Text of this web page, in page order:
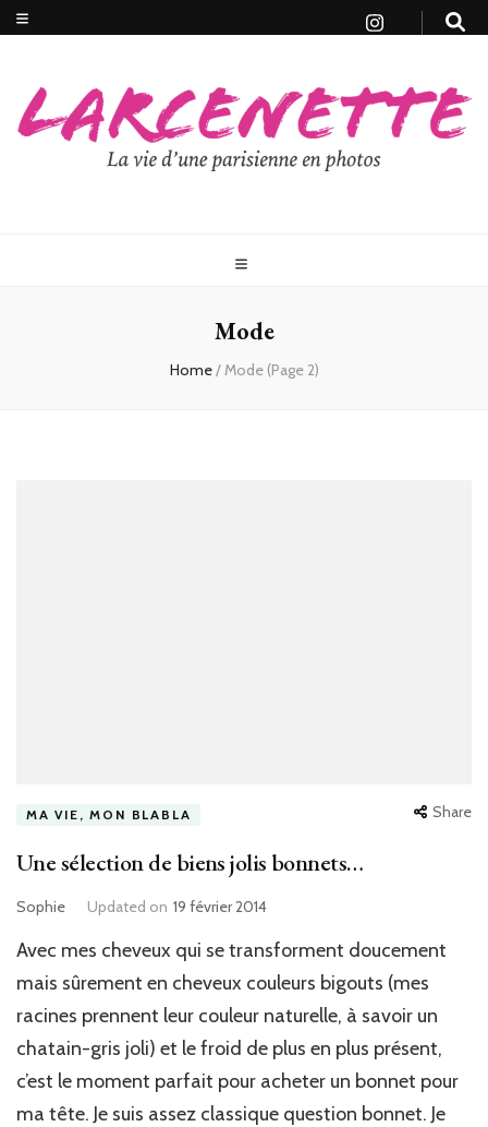
Mode
Home/Mode(Page 2)
MA VIE, MON BLABLA Share
Une sélection de biens jolis bonnets…
Sophie Updated on 19 février 2014
Avec mes cheveux qui se transforment doucement
mais sûrement en cheveux couleurs bigouts (mes
racines prennent leur couleur naturelle, à savoir un
chatain-gris joli) et le froid de plus en plus présent,
c’est le moment parfait pour acheter un bonnet pour
ma tête. Je suis assez classique question bonnet. Je